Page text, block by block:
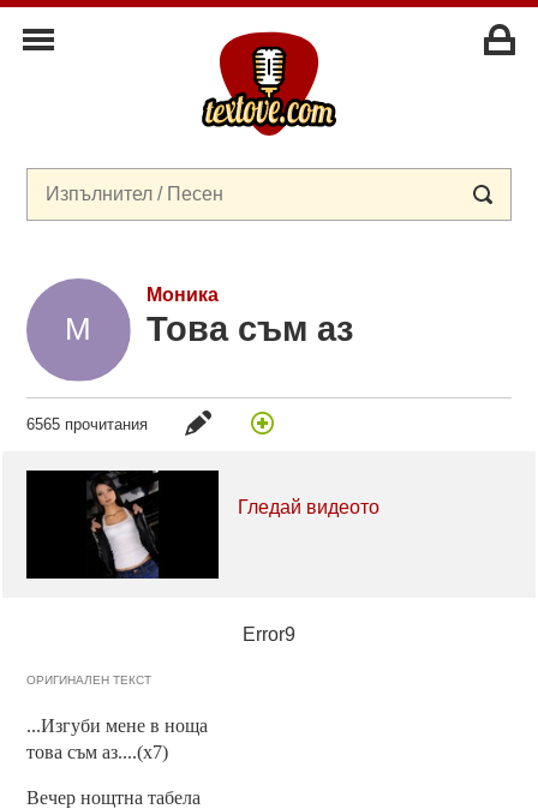
Моника
Това съм аз
6565 прочитания
Гледай видеото
Error9
ОРИГИНАЛЕН ТЕКСТ
...Изгуби мене в ноща
това съм аз....(х7)
Вечер нощтна табела